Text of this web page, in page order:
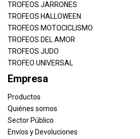
TROFEOS JARRONES
TROFEOS HALLOWEEN
TROFEOS MOTOCICLISMO
TROFEOS DEL AMOR
TROFEOS JUDO
TROFEO UNIVERSAL
Empresa
Productos
Quiénes somos
Sector Público
Envíos y Devoluciones